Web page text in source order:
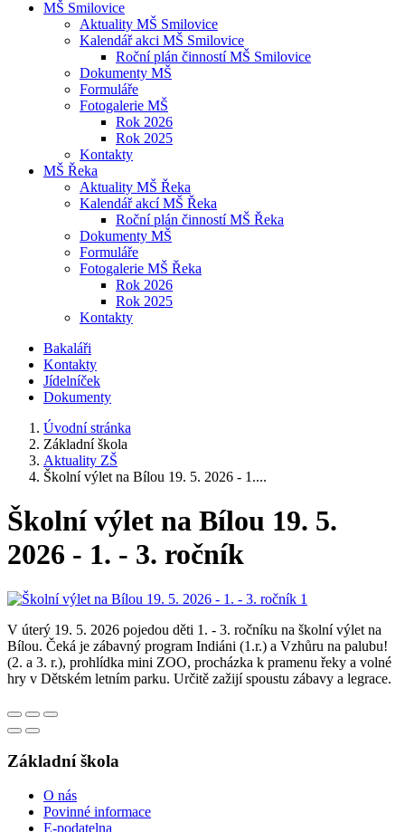
MŠ Smilovice
Aktuality MŠ Smilovice
Kalendář akci MŠ Smilovice
Roční plán činností MŠ Smilovice
Dokumenty MŠ
Formuláře
Fotogalerie MŠ
Rok 2026
Rok 2025
Kontakty
MŠ Řeka
Aktuality MŠ Řeka
Kalendář akcí MŠ Řeka
Roční plán činností MŠ Řeka
Dokumenty MŠ
Formuláře
Fotogalerie MŠ Řeka
Rok 2026
Rok 2025
Kontakty
Bakaláři
Kontakty
Jídelníček
Dokumenty
Úvodní stránka
Základní škola
Aktuality ZŠ
Školní výlet na Bílou 19. 5. 2026 - 1....
Školní výlet na Bílou 19. 5.
2026 - 1. - 3. ročník
V úterý 19. 5. 2026 pojedou děti 1. - 3. ročníku na školní výlet na
Bílou. Čeká je zábavný program Indiáni (1.r.) a Vzhůru na palubu!
(2. a 3. r.), prohlídka mini ZOO, procházka k pramenu řeky a volné
hry v Dětském letním parku. Určitě zažijí spoustu zábavy a legrace.
Základní škola
O nás
Povinné informace
E-podatelna